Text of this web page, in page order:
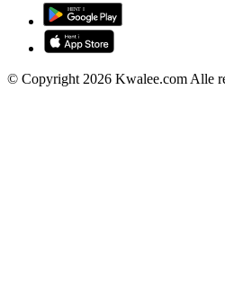
© Copyright 2026 Kwalee.com Alle